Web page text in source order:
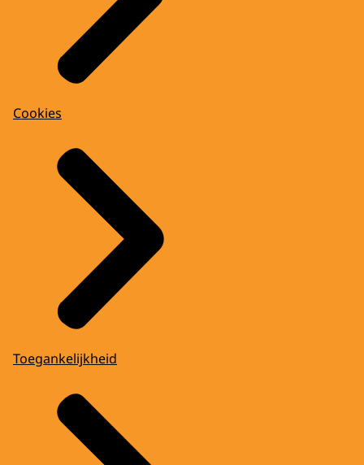
Cookies
Toegankelijkheid